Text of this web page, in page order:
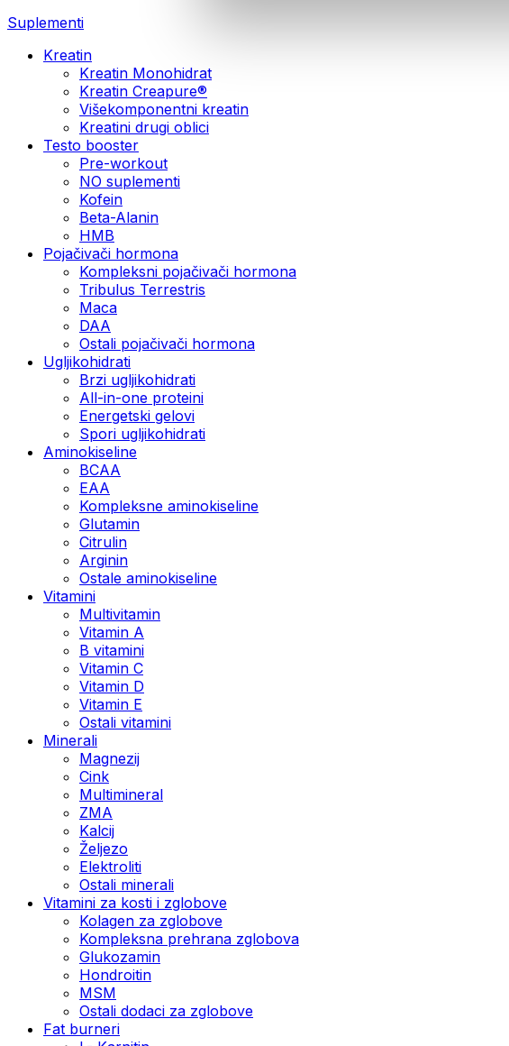
Suplementi
Kreatin
Kreatin Monohidrat
Kreatin Creapure®
Višekomponentni kreatin
Kreatini drugi oblici
Testo booster
Pre-workout
NO suplementi
Kofein
Beta-Alanin
HMB
Pojačivači hormona
Kompleksni pojačivači hormona
Tribulus Terrestris
Maca
DAA
Ostali pojačivači hormona
Ugljikohidrati
Brzi ugljikohidrati
All-in-one proteini
Energetski gelovi
Spori ugljikohidrati
Aminokiseline
BCAA
EAA
Kompleksne aminokiseline
Glutamin
Citrulin
Arginin
Ostale aminokiseline
Vitamini
Multivitamin
Vitamin A
B vitamini
Vitamin C
Vitamin D
Vitamin E
Ostali vitamini
Minerali
Magnezij
Cink
Multimineral
ZMA
Kalcij
Željezo
Elektroliti
Ostali minerali
Vitamini za kosti i zglobove
Kolagen za zglobove
Kompleksna prehrana zglobova
Glukozamin
Hondroitin
MSM
Ostali dodaci za zglobove
Fat burneri